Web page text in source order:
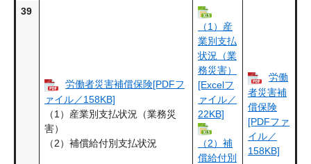
39
労働者災害補償保険[PDFフ
ァイル／158KB]
（1）産業別支払状況（業務災
害）
（2）補償給付別支払状況
（1）産
業別支払
状況（業
務災害）
[Excelフ
ァイル／
22KB]
（2）補
償給付別
労働
者災害補
償保険
[PDFファ
イル／
158KB]